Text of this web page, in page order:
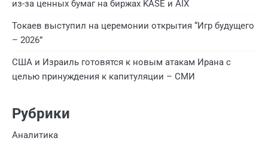
из-за ценных бумаг на биржах KASE и AIX
Токаев выступил на церемонии открытия “Игр будущего
– 2026”
США и Израиль готовятся к новым атакам Ирана с
целью принуждения к капитуляции – СМИ
Рубрики
Аналитика